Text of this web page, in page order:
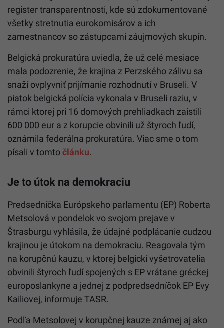
register transparentnosti, kde sú zdokumentované
všetky stretnutia eurokomisárov a ich
zamestnancov so zástupcami záujmových skupín.
Belgická prokuratúra uviedla, že už celé mesiace
mala podozrenie, že krajina z Perzského zálivu sa
snaží ovplyvniť prijímanie rozhodnutí v Bruseli. V
piatok belgická polícia vykonala v Bruseli raziu, v
rámci ktorej pri 16 domových prehliadkach zaistili
600 000 eur a z korupcie obvinili už štyroch ľudí,
oznámila federálna prokuratúra. Viac sme o tom
písali v tomtočlánku.
Je to útok na demokraciu
Predsedníčka Európskeho parlamentu (EP) Roberta
Metsolová v pondelok vo svojom prejave v
Štrasburgu vyhlásila, že údajné podplácanie cudzou
krajinou je útokom na demokraciu. Reagovala tým
na korupčnú kauzu, v ktorej belgickí vyšetrovatelia
obvinili štyroch ľudí spojených s EP vrátane gréckej
europoslankyne a jednej z podpredsedníčok EP Evy
Kailiovej, informuje TASR.
Podľa Metsolovej v korupčnej kauze známej aj ako